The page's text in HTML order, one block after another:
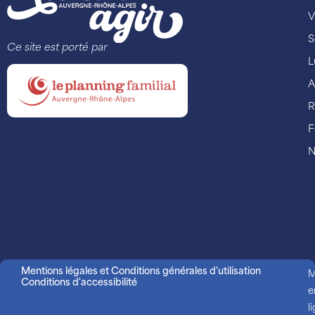
Ce site est porté par
Mentions légales et Conditions générales d'utilisation
Conditions d'accessibilité